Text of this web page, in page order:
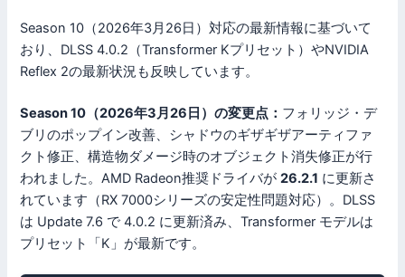
Season 10（2026年3月26日）対応の最新情報に基づいて
おり、DLSS 4.0.2（Transformer Kプリセット）やNVIDIA
Reflex 2の最新状況も反映しています。
Season 10（2026年3月26日）の変更点： フォリッジ・デ
ブリのポップイン改善、シャドウのギザギザアーティファ
クト修正、構造物ダメージ時のオブジェクト消失修正が行
われました。AMD Radeon推奨ドライバが26.2.1 に更新さ
れています（RX 7000シリーズの安定性問題対応）。DLSS
は Update 7.6 で 4.0.2 に更新済み、Transformer モデルは
プリセット「K」が最新です。